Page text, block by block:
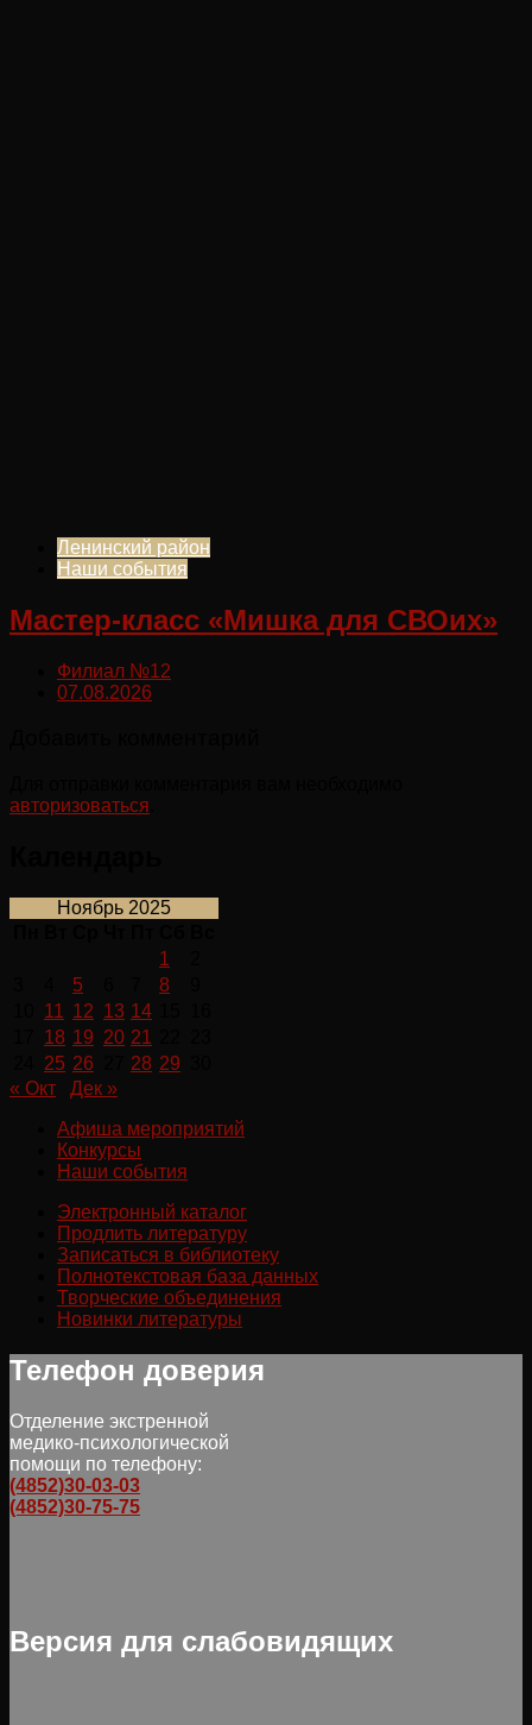
Ленинский район
Наши события
Мастер-класс «Мишка для СВОих»
Филиал №12
07.08.2026
авторизоваться
Ноябрь 2025
1
5 8
11 12 13 14
18 19 20 21
25 26 28 29
« Окт
Дек »
Афиша мероприятий
Конкурсы
Наши события
Электронный каталог
Продлить литературу
Записаться в библиотеку
Полнотекстовая база данных
Творческие объединения
Новинки литературы
Телефон доверия
Отделение экстренной
медико-психологической
помощи по телефону:
(4852)30-03-03
(4852)30-75-75
Версия для слабовидящих